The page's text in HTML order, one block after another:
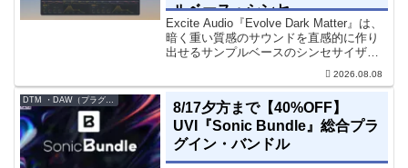
ルベース・シンセ
Excite Audio『Evolve Dark Matter』は、
暗く重い質感のサウンドを直感的に作り
出せるサンプルベースのシンセサイザー
です。ダークD&Bやアトモスフェリッ
ク・テクノ、シネマティック作品に適し
た暗色系ハイブリッド音源です...
2026.08.08
DTM ・DAW（プラグイン、シンセなど）のセール情報
8/17夕方まで【40%OFF】
UVI『Sonic Bundle』総合プラ
グイン・バンドル